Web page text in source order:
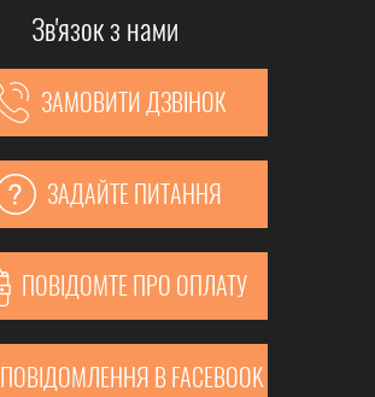
Зв'язок з нами
ЗАМОВИТИ ДЗВІНОК
ЗАДАЙТЕ ПИТАННЯ
ПОВІДОМТЕ ПРО ОПЛАТУ
ПОВІДОМЛЕННЯ В FACEBOOK